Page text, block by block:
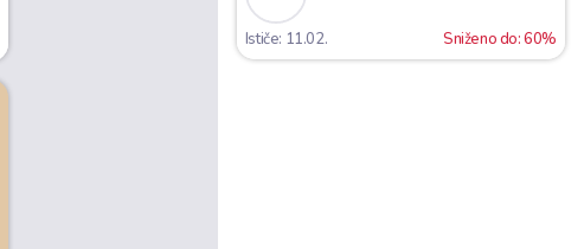
Ističe: 11.02. Sniženo do: 60%